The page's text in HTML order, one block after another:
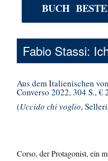
BUCH
Fabio Stassi:
Aus dem Italienischen
Converso 2022, 304 S., €
(Uccido chi voglio,
Corso, der Protagonist, ein